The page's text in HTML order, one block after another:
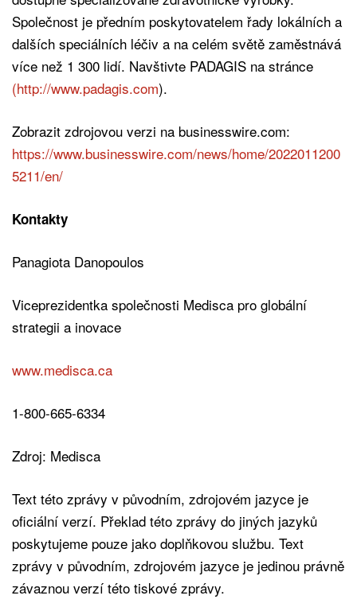
Společnost je předním poskytovatelem řady lokálních a
dalších speciálních léčiv a na celém světě zaměstnává
více než 1 300 lidí. Navštivte PADAGIS na stránce
(http://www.padagis.com).
Zobrazit zdrojovou verzi na businesswire.com:
https://www.businesswire.com/news/home/2022011200
5211/en/
Kontakty
Panagiota Danopoulos
Viceprezidentka společnosti Medisca pro globální
strategii a inovace
www.medisca.ca
1-800-665-6334
Zdroj: Medisca
Text této zprávy v původním, zdrojovém jazyce je
oficiální verzí. Překlad této zprávy do jiných jazyků
poskytujeme pouze jako doplňkovou službu. Text
zprávy v původním, zdrojovém jazyce je jedinou právně
závaznou verzí této tiskové zprávy.